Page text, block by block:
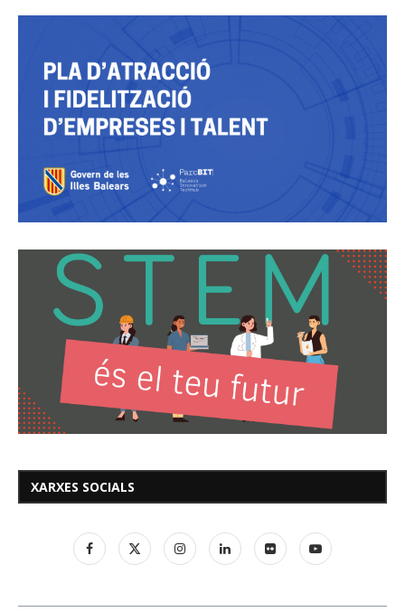
XARXES SOCIALS